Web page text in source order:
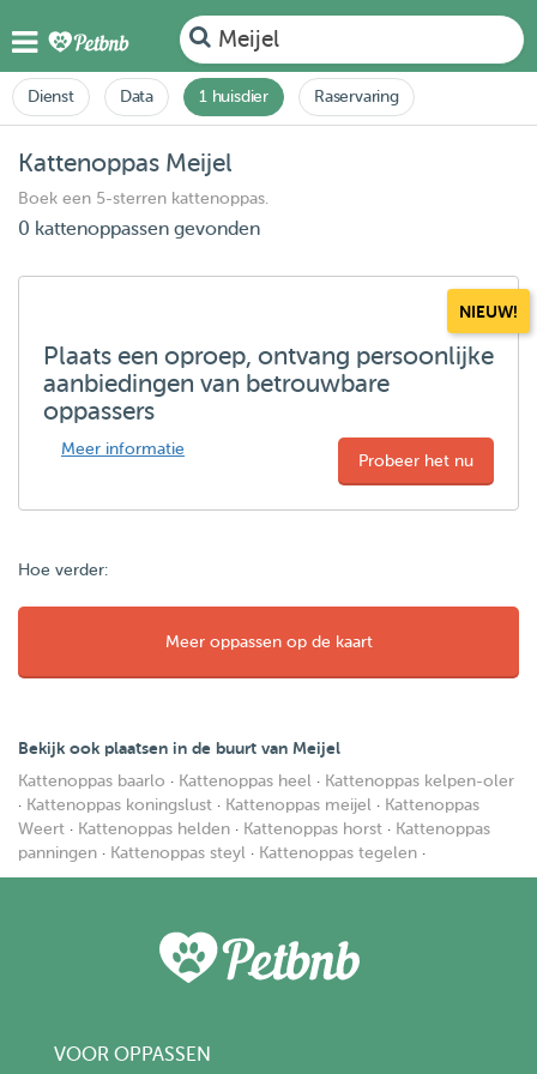
Meijel
Dienst Data 1 huisdier Raservaring
Kattenoppas Meijel
Boek een 5-sterren kattenoppas.
0 kattenoppassen gevonden
NIEUW!
Plaats een oproep, ontvang persoonlijke
aanbiedingen van betrouwbare
oppassers
Meer informatie
Probeer het nu
Hoe verder:
Meer oppassen op de kaart
Bekijk ook plaatsen in de buurt van Meijel
Kattenoppas baarlo · Kattenoppas heel · Kattenoppas kelpen-oler
· Kattenoppas koningslust · Kattenoppas meijel · Kattenoppas
Weert · Kattenoppas helden · Kattenoppas horst · Kattenoppas
panningen · Kattenoppas steyl · Kattenoppas tegelen ·
VOOR OPPASSEN